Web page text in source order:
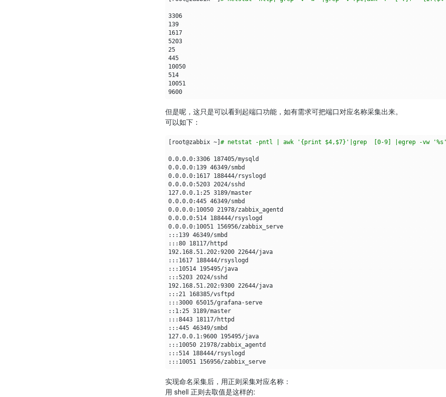
3306
139
1617
5203
25
445
10050
514
10051
9600
但是呢，这只是可以看到起端口功能，如有需求可把端口对应名称采集出来。
可以如下：
[ root@zabbix ~] # netstat -pntl | awk '{print $4,$7}'|grep  [0-9] |egrep -vw
127.0.0.1:25 3189/master
0.0.0.0:10051 156956/zabbix_serve
192.168.51.202:9200 22644/java
:::10514 195495/java
192.168.51.202:9300 22644/java
:::3000 65015/grafana-serve
::1:25 3189/master
127.0.0.1:9600 195495/java
:::10051 156956/zabbix_serve
实现命名采集后，用正则采集对应名称：
用 shell 正则去取值是这样的: